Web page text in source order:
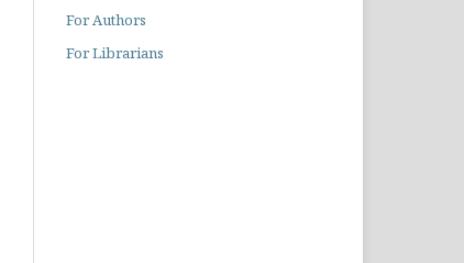
For Authors
For Librarians